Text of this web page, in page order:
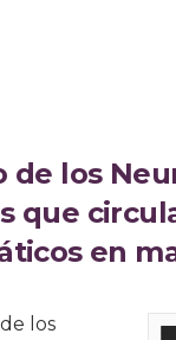
de los
que
en
los